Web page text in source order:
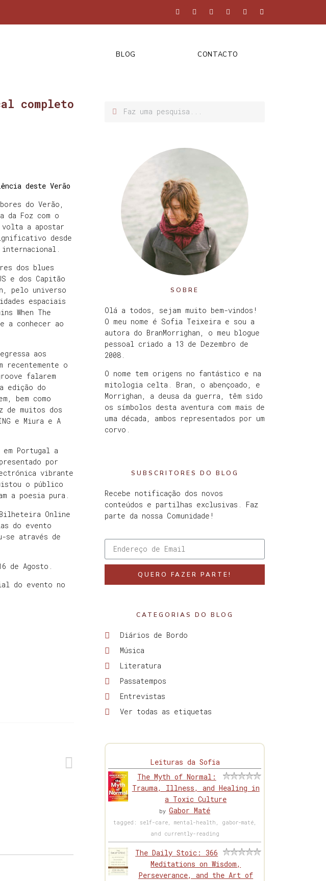
BLOG CONTACTO
completo
deste Verão
do Verão,
da Foz com o
volta a apostar
desde
dos blues
e dos Capitão
pelo universo
espaciais
When The
a conhecer ao
aos
recentemente o
falarem
edição do
bem como
de muitos dos
e Miura e A
Portugal a
por
vibrante
o público
a poesia pura.
Bilheteira Online
do evento
se através de
de Agosto.
do evento no
SOBRE
Olá a todos, sejam muito bem-vindos!
O meu nome é Sofia Teixeira e sou a
autora do BranMorrighan, o meu blogue
pessoal criado a 13 de Dezembro de
2008.
O nome tem origens no fantástico e na
mitologia celta. Bran, o abençoado, e
Morrighan, a deusa da guerra, têm sido
os símbolos desta aventura com mais de
uma década, ambos representados por um
corvo.
SUBSCRITORES DO BLOG
Recebe notificação dos novos
conteúdos e partilhas exclusivas. Faz
parte da nossa Comunidade!
QUERO FAZER PARTE!
CATEGORIAS DO BLOG
Diários de Bordo
Música
Literatura
Passatempos
Entrevistas
Ver todas as etiquetas
Leituras da Sofia
The Myth of Normal:
Trauma, Illness, and Healing in
a Toxic Culture
byGabor Maté
tagged: self-care, mental-health, gabor-maté,
and currently-reading
The Daily Stoic: 366
Meditations on Wisdom,
Perseverance, and the Art of